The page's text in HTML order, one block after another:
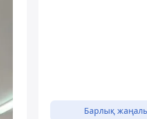
Барлық